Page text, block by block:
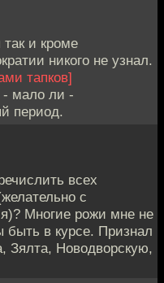
и кроме
никого не узнал.
тапков]
- мало ли -
период.
всех
с
Многие рожи мне не
быть в курсе. Признал
Зялта, Новодворскую,